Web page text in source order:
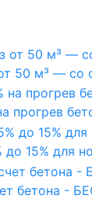
50 м³ — со
прогрев
до 15% для
бетона -